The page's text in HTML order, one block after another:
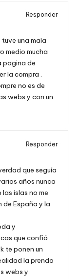
Responder
una mala
medio mucha
pagina de
la compra .
no es de
webs y con un
Responder
que seguía
años nunca
islas no me
de España y la
y
que confió .
te ponen un
la prenda
webs y